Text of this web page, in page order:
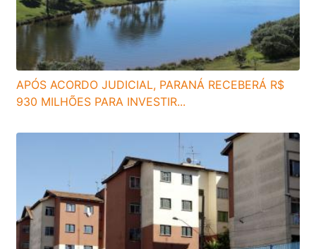
APÓS ACORDO JUDICIAL, PARANÁ RECEBERÁ R$
930 MILHÕES PARA INVESTIR...